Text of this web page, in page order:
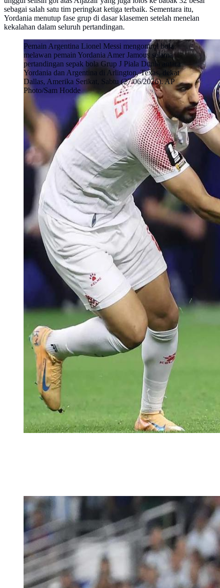
sebagai salah satu tim peringkat ketiga terbaik. Sementara itu,
Yordania menutup fase grup di dasar klasemen setelah menelan
kekalahan dalam seluruh pertandingan.
Pemain Argentina Lionel Messi mengontrol bola
melawan pemain Yordania Amer Jamous selama
pertandingan sepak bola Grup J Piala Dunia antara
Yordania dan Argentina di Arlington, Texas, dekat
Dallas, Amerika Serikat, Sabtu (27/06/2026). AP
Photo/Sam Hodde